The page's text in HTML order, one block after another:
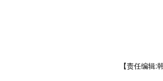
【责任编辑: